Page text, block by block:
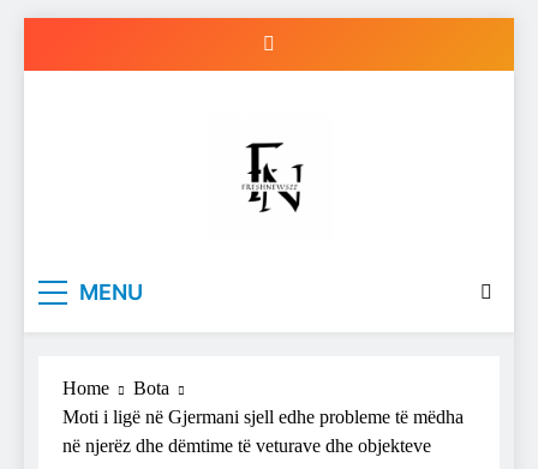
MENU
Home
Bota
Moti i ligë në Gjermani sjell edhe probleme të mëdha
në njerëz dhe dëmtime të veturave dhe objekteve